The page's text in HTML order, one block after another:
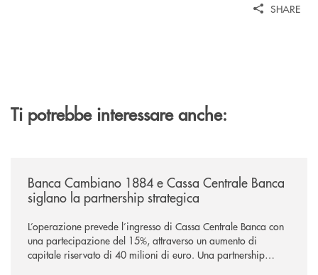
SHARE
Ti potrebbe interessare anche:
Banca Cambiano 1884 e Cassa Centrale Banca
siglano la partnership strategica
L’operazione prevede l’ingresso di Cassa Centrale Banca con
una partecipazione del 15%, attraverso un aumento di
capitale riservato di 40 milioni di euro. Una partnership